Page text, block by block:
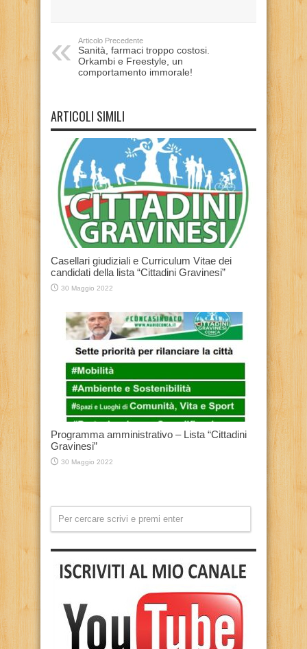
Articolo Precedente
Sanità, farmaci troppo costosi.
Orkambi e Freestyle, un
comportamento immorale!
ARTICOLI SIMILI
Casellari giudiziali e Curriculum Vitae dei
candidati della lista “Cittadini Gravinesi”
30 Maggio 2022
Programma amministrativo – Lista “Cittadini
Gravinesi”
30 Maggio 2022